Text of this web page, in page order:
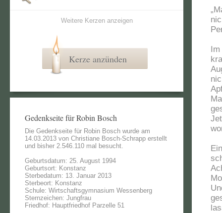
Weitere Kerzen anzeigen
Kerze anzünden
Gedenkseite für Robin Bosch
Die Gedenkseite für Robin Bosch wurde am
14.03.2013 von Christiane Bosch-Schrapp erstellt
und bisher 2.546.110 mal besucht.
Geburtsdatum: 25. August 1994
Geburtsort: Konstanz
Sterbedatum: 13. Januar 2013
Sterbeort: Konstanz
Schule: Wirtschaftsgymnasium Wessenberg
Sternzeichen: Jungfrau
Friedhof: Hauptfriedhof Parzelle 51